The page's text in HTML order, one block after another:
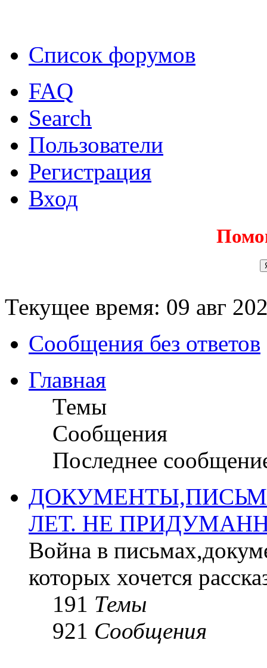
Список форумов
FAQ
Search
Пользователи
Регистрация
Вход
Текущее время: 09 авг
Сообщения без ответов
Главная
Темы
Сообщения
Последнее
ЛЕТ. НЕ
Война в
которых хочется
191 Темы
921 Сообщения